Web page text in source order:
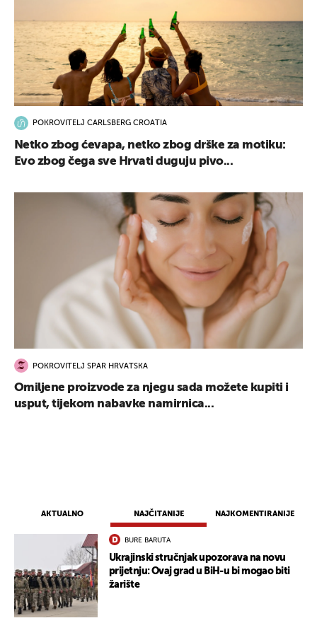
AKTUALNO NAJČITANIJE NAJKOMENTIRANIJE
BURE BARUTA
Ukrajinski stručnjak upozorava na novu
prijetnju: Ovaj grad u BiH-u bi mogao biti
žarište
POKROVITELJ CARLSBERG CROATIA
Netko zbog ćevapa, netko zbog drške za motiku:
Evo zbog čega sve Hrvati duguju pivo...
POKROVITELJ SPAR HRVATSKA
Omiljene proizvode za njegu sada možete kupiti i
usput, tijekom nabavke namirnica...